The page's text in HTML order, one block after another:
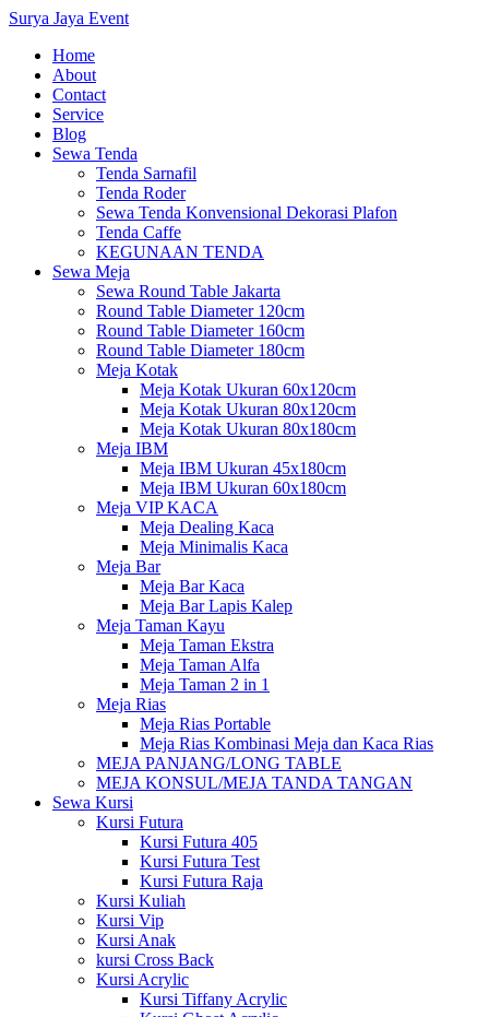
Surya Jaya Event
Home
About
Contact
Service
Blog
Sewa Tenda
Tenda Sarnafil
Tenda Roder
Sewa Tenda Konvensional Dekorasi Plafon
Tenda Caffe
KEGUNAAN TENDA
Sewa Meja
Sewa Round Table Jakarta
Round Table Diameter 120cm
Round Table Diameter 160cm
Round Table Diameter 180cm
Meja Kotak
Meja Kotak Ukuran 60x120cm
Meja Kotak Ukuran 80x120cm
Meja Kotak Ukuran 80x180cm
Meja IBM
Meja IBM Ukuran 45x180cm
Meja IBM Ukuran 60x180cm
Meja VIP KACA
Meja Dealing Kaca
Meja Minimalis Kaca
Meja Bar
Meja Bar Kaca
Meja Bar Lapis Kalep
Meja Taman Kayu
Meja Taman Ekstra
Meja Taman Alfa
Meja Taman 2 in 1
Meja Rias
Meja Rias Portable
Meja Rias Kombinasi Meja dan Kaca Rias
MEJA PANJANG/LONG TABLE
MEJA KONSUL/MEJA TANDA TANGAN
Sewa Kursi
Kursi Futura
Kursi Futura 405
Kursi Futura Test
Kursi Futura Raja
Kursi Kuliah
Kursi Vip
Kursi Anak
kursi Cross Back
Kursi Acrylic
Kursi Tiffany Acrylic